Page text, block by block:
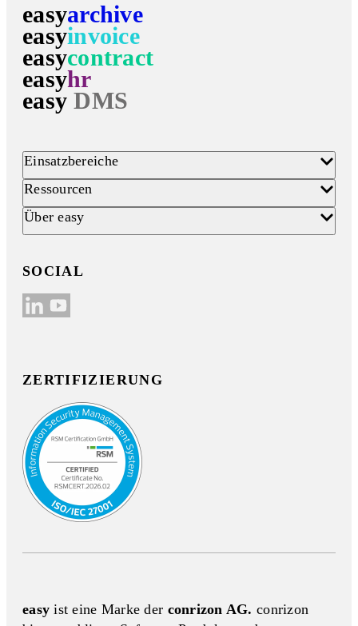
easyarchive
easyinvoice
easycontract
easyhr
easy DMS
Einsatzbereiche
Ressourcen
Über easy
SOCIAL
ZERTIFIZIERUNG
easyist eine Marke der conrizon AG. conrizon